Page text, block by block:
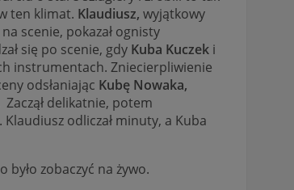
ten klimat. Klaudiusz, wyjątkowy
scenie, pokazał ognisty
się po scenie, gdy Kuba Kuczek i
instrumentach. Zniecierpliwienie
odsłaniając Kubę Nowaka,
delikatnie, potem
odliczał minuty, a Kuba
zobaczyć na żywo.